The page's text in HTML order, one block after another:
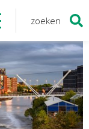
zoeken